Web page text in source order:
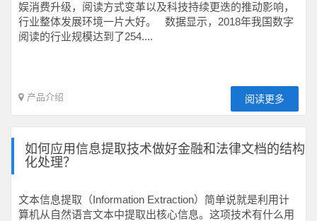
娱消费升级，阅读方式变革以及科技持续更迭的推动影响，
行业整体发展环境一片大好。 数据显示，2018年我国数字
阅读的行业规模达到了254....
产品介绍 阅读更多
如何应用信息提取技术做好金融和法律文档的结构
化处理？
文本信息提取（Information Extraction）简单说就是利用计
算机从自然语言文本中提取出核心信息。这项技术有什么用